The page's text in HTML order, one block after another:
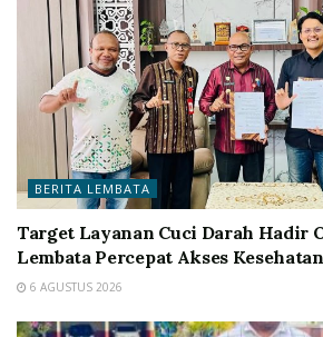
BERITA LEMBATA
Target Layanan Cuci Darah Hadir
Lembata Percepat Akses
6 AGUSTUS 2026